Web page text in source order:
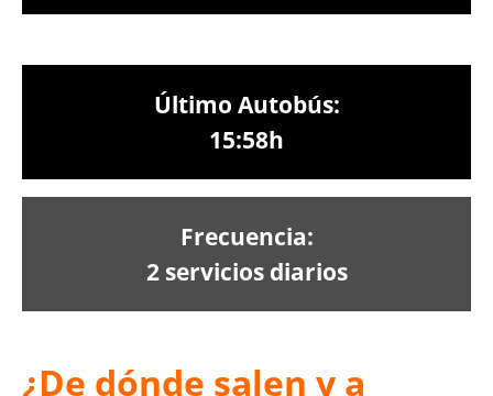
Último Autobús:
15:58h
Frecuencia:
2 servicios diarios
¿De dónde salen y a